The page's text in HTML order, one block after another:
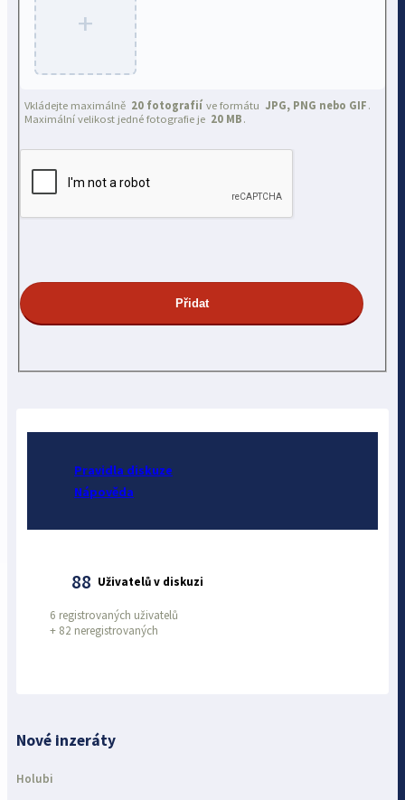
+
Vkládejte maximálně 20 fotografií ve formátu JPG, PNG nebo GIF .
Maximální velikost jedné fotografie je 20 MB .
Pravidla diskuze
Nápověda
88 Uživatelů v diskuzi
6 registrovaných uživatelů
+ 82 neregistrovaných
Nové inzeráty
Holubi